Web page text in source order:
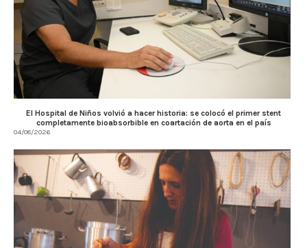
El Hospital de Niños volvió a hacer historia: se colocó el primer stent
completamente bioabsorbible en coartación de aorta en el país
04/08/2026